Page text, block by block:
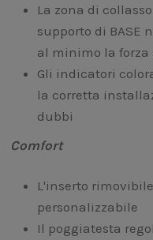
La zona di
supporto di BASE
al minimo la
Gli indicatori
la corretta
dubbi
Comfort
L'inserto
personalizzabile
Il poggiatesta